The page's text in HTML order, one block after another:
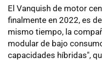
El Vanquish de motor
finalmente en 2022, es
mismo tiempo, la
modular de bajo
capacidades híbridas",